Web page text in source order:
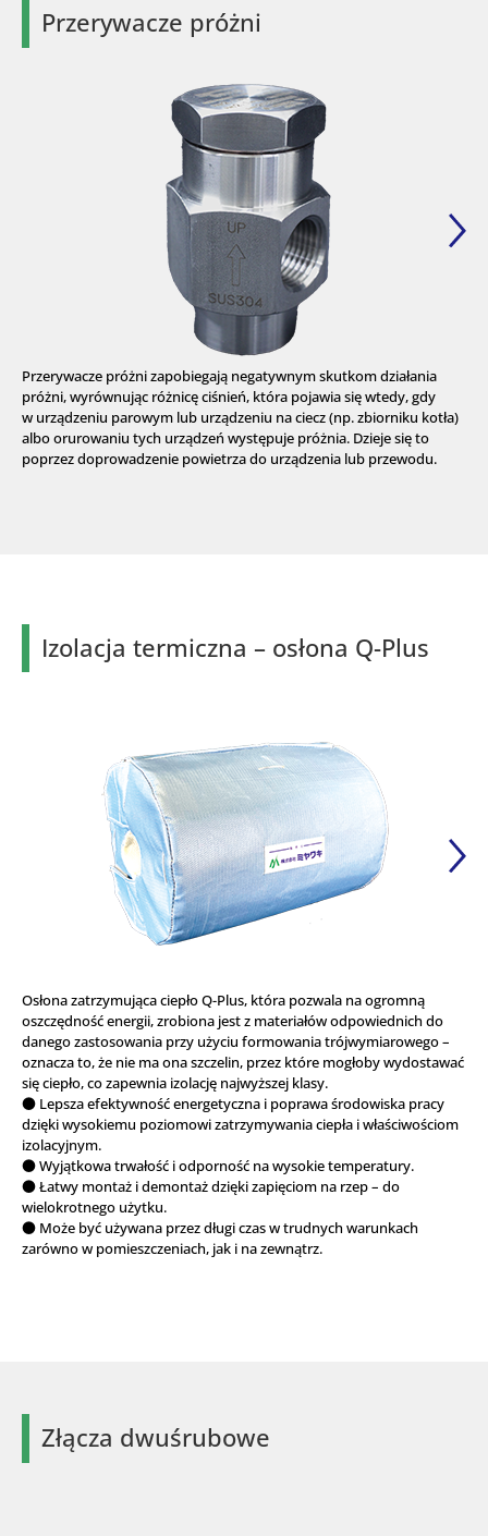
Przerywacze próżni
Przerywacze próżni zapobiegają negatywnym skutkom działania
próżni, wyrównując różnicę ciśnień, która pojawia się wtedy, gdy
w urządzeniu parowym lub urządzeniu na ciecz (np. zbiorniku kotła)
albo orurowaniu tych urządzeń występuje próżnia. Dzieje się to
poprzez doprowadzenie powietrza do urządzenia lub przewodu.
Izolacja termiczna – osłona Q-Plus
Osłona zatrzymująca ciepło Q-Plus, która pozwala na ogromną
oszczędność energii, zrobiona jest z materiałów odpowiednich do
danego zastosowania przy użyciu formowania trójwymiarowego –
oznacza to, że nie ma ona szczelin, przez które mogłoby wydostawać
się ciepło, co zapewnia izolację najwyższej klasy.
● Lepsza efektywność energetyczna i poprawa środowiska pracy
dzięki wysokiemu poziomowi zatrzymywania ciepła i właściwościom
izolacyjnym.
● Wyjątkowa trwałość i odporność na wysokie temperatury.
● Łatwy montaż i demontaż dzięki zapięciom na rzep – do
wielokrotnego użytku.
● Może być używana przez długi czas w trudnych warunkach
zarówno w pomieszczeniach, jak i na zewnątrz.
Złącza dwuśrubowe